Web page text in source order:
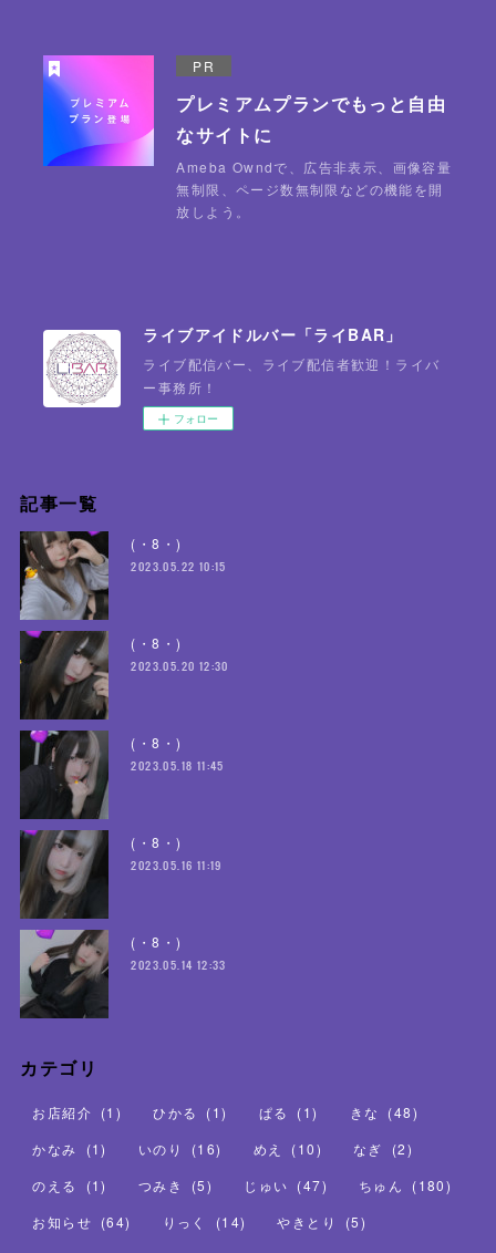
PR
プレミアムプランでもっと自由
なサイトに
Ameba Owndで、広告非表示、画像容量
無制限、ページ数無制限などの機能を開
放しよう。
ライブアイドルバー「ライBAR」
ライブ配信バー、ライブ配信者歓迎！ライバ
ー事務所！
フォロー
記事一覧
(・8・)
2023.05.22 10:15
(・8・)
2023.05.20 12:30
(・8・)
2023.05.18 11:45
(・8・)
2023.05.16 11:19
(・8・)
2023.05.14 12:33
カテゴリ
お店紹介 (1 ) ひかる (1) ぱる (1) きな (48)
かなみ
(1) いのり (16) めえ (10) なぎ (2)
のえる
(1) つみき (5) じゅい (47) ちゅん (180)
お知らせ (64) りっく (14) やきとり (5)